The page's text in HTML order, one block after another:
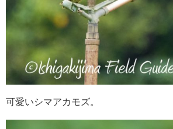
可愛いシマアカモズ。